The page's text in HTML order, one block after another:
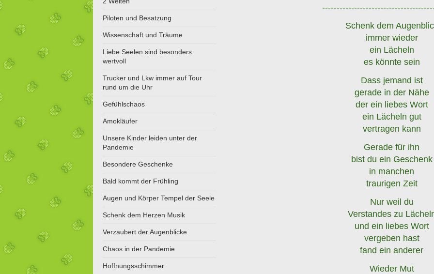
Schenk dem
immer wieder
ein Lächeln
es könnte sein
Dass jemand ist
gerade in der Nähe
der ein liebes Wort
ein Lächeln gut
vertragen kann
Gerade für ihn
bist du ein Geschenk
in manchen
traurigen Zeit
Nur weil du
Verstandes zu
und ein liebes Wort
vergeben hast
fand ein anderer
Wieder Mut
Piloten und Besatzung
Wissenschaft und Träume
Liebe Seelen sind besonders
wertvoll
Trucker und Lkw immer auf Tour
rund um die Uhr
Gefühlschaos
Amokläufer
Unsere Kinder leiden unter der
Pandemie
Besondere Geschenke
Bald kommt der Frühling
Augen und Körper Tempel der Seele
Schenk dem Herzen Musik
Verzaubert der Augenblicke
Chaos in der Pandemie
Hoffnungsschimmer